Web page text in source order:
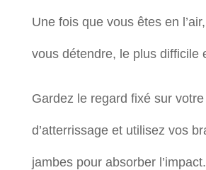
Une fois que vous êtes en
vous détendre, le plus difficile
Gardez le regard fixé sur
d’atterrissage et utilisez vos
jambes pour absorber l’impact.